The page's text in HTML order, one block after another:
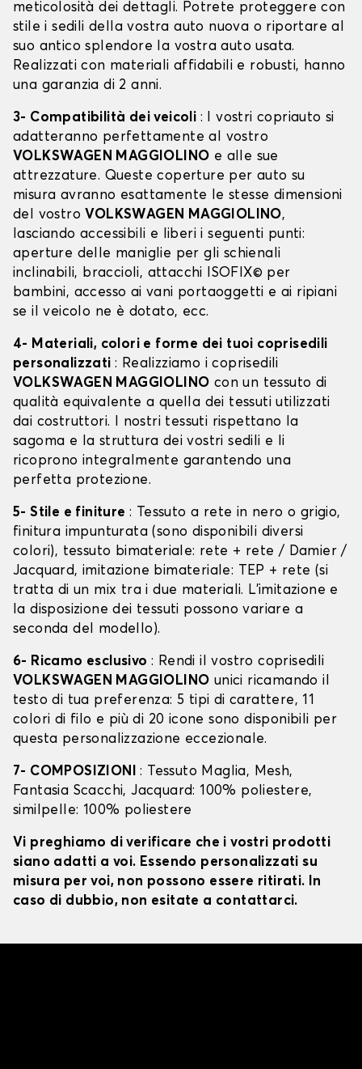
meticolosità dei dettagli. Potrete proteggere con
stile i sedili della vostra auto nuova o riportare al
suo antico splendore la vostra auto usata.
Realizzati con materiali affidabili e robusti, hanno
una garanzia di 2 anni.
3- Compatibilità dei veicoli : I vostri copriauto si
adatteranno perfettamente al vostro
VOLKSWAGEN MAGGIOLINO e alle sue
attrezzature. Queste coperture per auto su
misura avranno esattamente le stesse dimensioni
del vostro VOLKSWAGEN MAGGIOLINO,
lasciando accessibili e liberi i seguenti punti:
aperture delle maniglie per gli schienali
inclinabili, braccioli, attacchi ISOFIX© per
bambini, accesso ai vani portaoggetti e ai ripiani
se il veicolo ne è dotato, ecc.
4- Materiali, colori e forme dei tuoi coprisedili
personalizzati: Realizziamo i coprisedili
VOLKSWAGEN MAGGIOLINO con un tessuto di
qualità equivalente a quella dei tessuti utilizzati
dai costruttori. I nostri tessuti rispettano la
sagoma e la struttura dei vostri sedili e li
ricoprono integralmente garantendo una
perfetta protezione.
5- Stile e finiture : Tessuto a rete in nero o grigio,
finitura impunturata (sono disponibili diversi
colori), tessuto bimateriale: rete + rete / Damier /
Jacquard, imitazione bimateriale: TEP + rete (si
tratta di un mix tra i due materiali. L'imitazione e
la disposizione dei tessuti possono variare a
seconda del modello).
6- Ricamo esclusivo : Rendi il vostro coprisedili
VOLKSWAGEN MAGGIOLINO unici ricamando il
testo di tua preferenza: 5 tipi di carattere, 11
colori di filo e più di 20 icone sono disponibili per
questa personalizzazione eccezionale.
7- COMPOSIZIONI: Tessuto Maglia, Mesh,
Fantasia Scacchi, Jacquard: 100% poliestere,
similpelle: 100% poliestere
Vi preghiamo di verificare che i vostri prodotti
siano adatti a voi. Essendo personalizzati su
misura per voi, non possono essere ritirati. In
caso di dubbio, non esitate a contattarci.